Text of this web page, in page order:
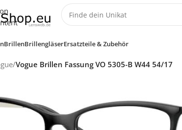
BrillenBrillengläserErsatzteile & Zubehör
/Vogue Brillen Fassung VO 5305-B W44 54/17